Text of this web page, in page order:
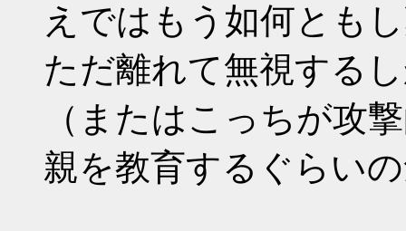
えではもう如何とも
ただ離れて無視する
（またはこっちが攻
親を教育するぐらい